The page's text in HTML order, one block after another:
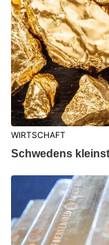
WIRTSCHAFT
Schwedens